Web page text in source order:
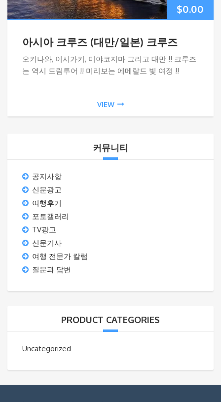
$0.00
아시아 크루즈 (대만/일본) 크루즈
오키나와, 이시가키, 미야코지마 그리고 대만 !! 크루즈
는 역시 드림투어 !! 미리보는 에메랄드 빛 여정 !!
VIEW
커뮤니티
공지사항
신문광고
여행후기
포토갤러리
TV광고
신문기사
여행 전문가 칼럼
질문과 답변
PRODUCT CATEGORIES
Uncategorized